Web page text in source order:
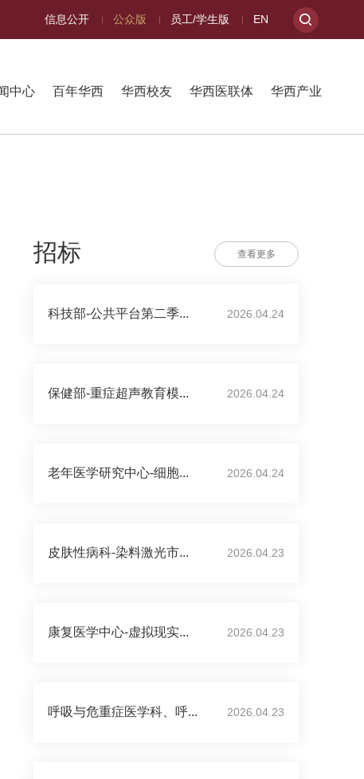
信息公开 公众版 员工/学生版 EN
中心 百年华西 华西校友 华西医联体 华西产业
招标 查看更多
科技部-公共平台第二季... 2026.04.24
保健部-重症超声教育模... 2026.04.24
老年医学研究中心-细胞... 2026.04.24
皮肤性病科-染料激光市... 2026.04.23
康复医学中心-虚拟现实... 2026.04.23
呼吸与危重症医学科、呼... 2026.04.23